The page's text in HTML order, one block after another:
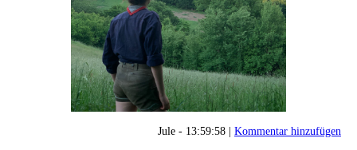
Jule - 13:59:58 | Kommentar hinzufügen